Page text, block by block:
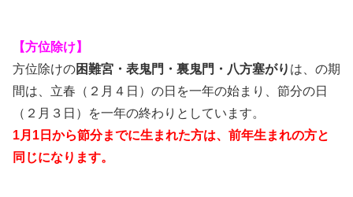
【方位除け】
方位除けの困難宮・表鬼門・裏鬼門・八方塞がり は、の期
間は、立春（２月４日）の日を一年の始まり、節分の日
（２月３日）を一年の終わりとしています。
1月1日から節分までに生まれた方は、前年生まれの方と
同じになります。